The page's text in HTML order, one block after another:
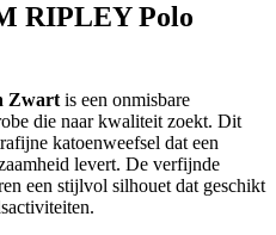
RIPLEY Polo
Zwart is een onmisbare
die naar kwaliteit zoekt. Dit
katoenweefsel dat een
levert. De verfijnde
een stijlvol silhouet dat geschikt